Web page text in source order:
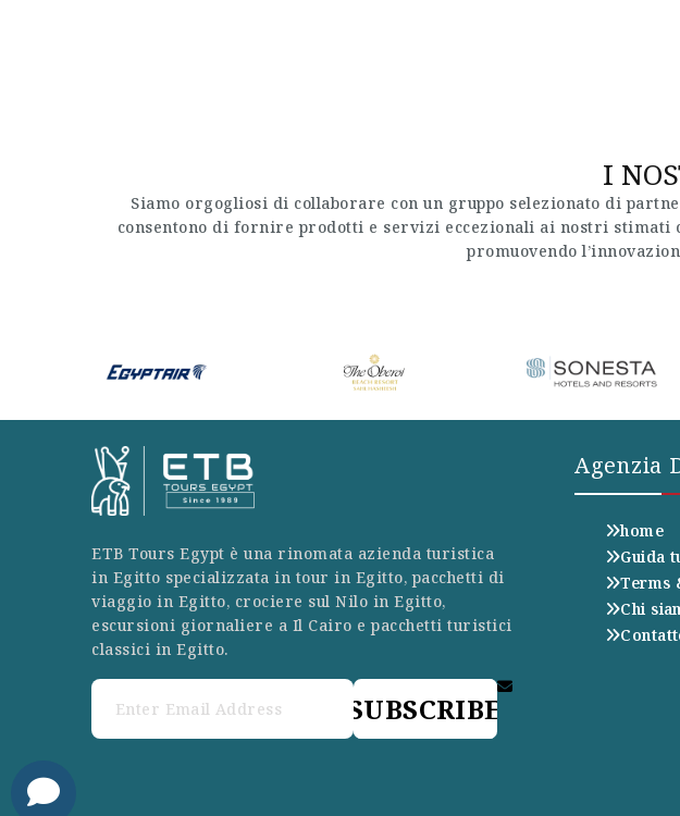
I
Siamo orgogliosi di collaborare con un gruppo selezionato di
consentono di fornire prodotti e servizi eccezionali ai nostri stimati
promuovendo
ETB Tours Egypt è una rinomata azienda turistica
in Egitto specializzata in tour in Egitto, pacchetti di
viaggio in Egitto, crociere sul Nilo in Egitto,
escursioni giornaliere a Il Cairo e pacchetti turistici
classici in Egitto.
SUBSCRIBE
Agenzia
home
Guida
Terms
Chi